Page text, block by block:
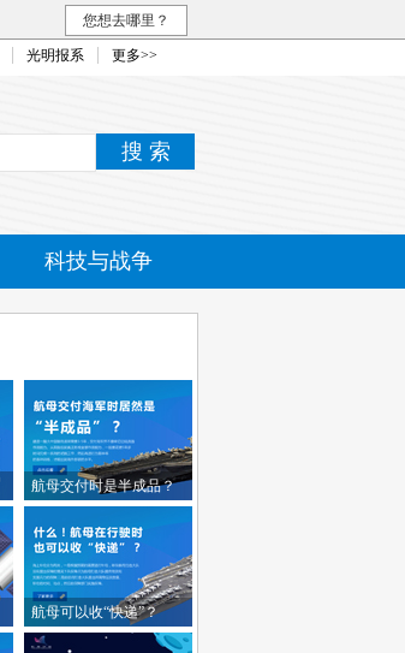
您想去哪里？
光明报系 更多>>
科技与战争
航母交付时是半成品？
航母可以收“快递”？